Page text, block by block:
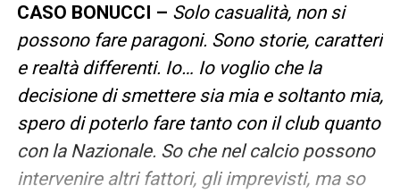
CASO BONUCCI – Solo casualità, non si
possono fare paragoni. Sono storie, caratteri
e realtà differenti. Io… Io voglio che la
decisione di smettere sia mia e soltanto mia,
spero di poterlo fare tanto con il club quanto
con la Nazionale. So che nel calcio possono
intervenire altri fattori, gli imprevisti, ma so